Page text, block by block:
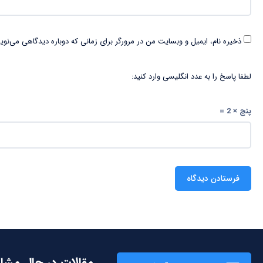
ذخیره نام، ایمیل و وبسایت من در مرورگر برای زمانی که دوباره دیدگاهی
لطفا پاسخ را به عدد انگلیسی وارد کنید:
پنج × 2 =